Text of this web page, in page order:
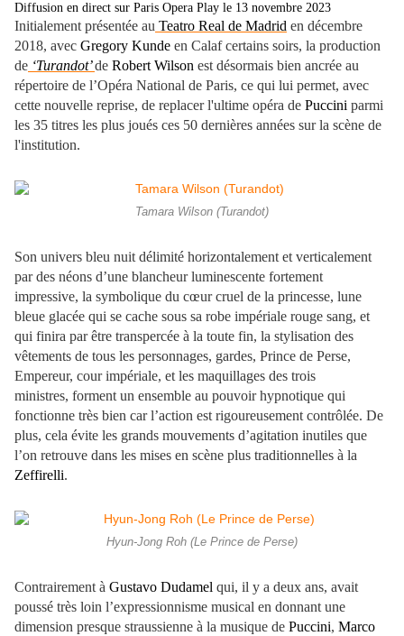
Diffusion en direct sur Paris Opera Play le 13 novembre 2023
Initialement présentée au Teatro Real de Madrid en décembre
2018, avec Gregory Kunde en Calaf certains soirs, la production
de ‘Turandot’de Robert Wilson est désormais bien ancrée au
répertoire de l’Opéra National de Paris, ce qui lui permet, avec
cette nouvelle reprise, de replacer l'ultime opéra de Puccini parmi
les 35 titres les plus joués ces 50 dernières années sur la scène de
l'institution.
Tamara Wilson (Turandot)
Son univers bleu nuit délimité horizontalement et verticalement
par des néons d’une blancheur luminescente fortement
impressive, la symbolique du cœur cruel de la princesse, lune
bleue glacée qui se cache sous sa robe impériale rouge sang, et
qui finira par être transpercée à la toute fin, la stylisation des
vêtements de tous les personnages, gardes, Prince de Perse,
Empereur, cour impériale, et les maquillages des trois
ministres, forment un ensemble au pouvoir hypnotique qui
fonctionne très bien car l’action est rigoureusement contrôlée. De
plus, cela évite les grands mouvements d’agitation inutiles que
l’on retrouve dans les mises en scène plus traditionnelles à la
Zeffirelli.
Hyun-Jong Roh (Le Prince de Perse)
Contrairement à Gustavo Dudamel qui, il y a deux ans, avait
poussé très loin l’expressionnisme musical en donnant une
dimension presque straussienne à la musique de Puccini, Marco